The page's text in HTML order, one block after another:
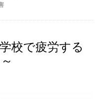
校で疲労する